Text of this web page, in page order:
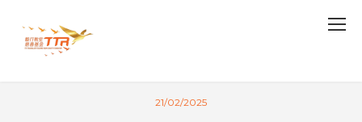
21/02/2025